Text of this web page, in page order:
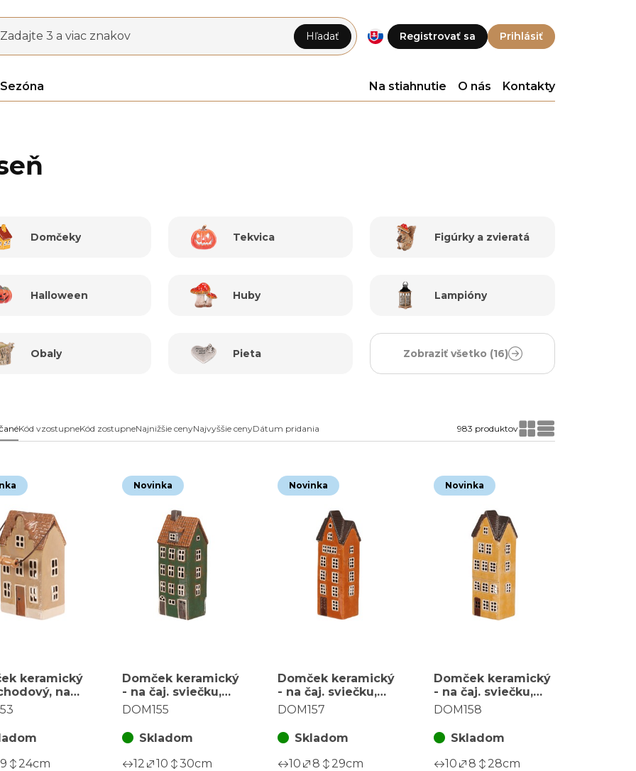
Registrovať sa Prihlásiť
Zadajte 3 a viac znakov Hľadať
Sezóna Na stiahnutie O nás Kontakty
Domčeky Tekvica Figúrky a zvieratá
Halloween Huby Lampióny
Obaly Pieta Zobraziť všetko (16)
Kód vzostupneKód zostupneNajnižšie cenyNajvyššie cenyDátum pridania 983 produktov
keramický
na
sviečku,
9 24cm
Novinka
Domček keramický
- na čaj. sviečku,
vysoký,
zelený
DOM155
Skladom
12
10 30cm
Novinka
Domček keramický
- na čaj. sviečku,
vysoký,
oranžový
DOM157
Skladom
10
8 29cm
Novinka
Domček keramický
- na čaj. sviečku,
vysoký,
DOM158
Skladom
10
8 28cm